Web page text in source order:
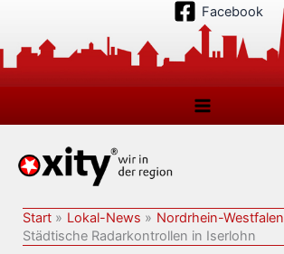
springen
Facebook
Start Lokal-News Nordrhein-Westfalen
Städtische Radarkontrollen in Iserlohn